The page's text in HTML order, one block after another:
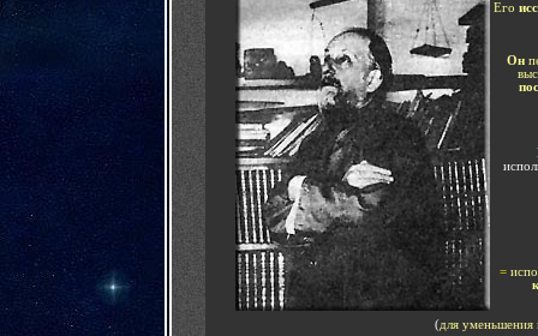
Его
Он
=
(для уменьшения